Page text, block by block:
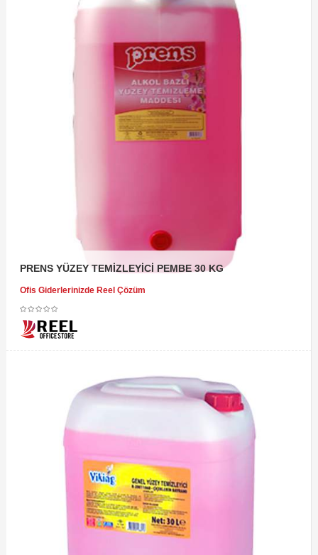
PRENS YÜZEY TEMİZLEYİCİ PEMBE 30 KG
Ofis Giderlerinizde Reel Çözüm